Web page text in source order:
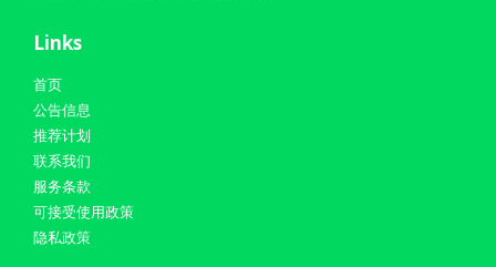
Links
首页
公告信息
推荐计划
联系我们
服务条款
可接受使用政策
隐私政策